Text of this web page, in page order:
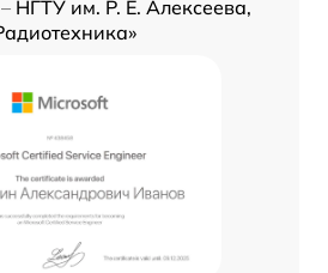
НГТУ им. Р. Е. Алексеева,